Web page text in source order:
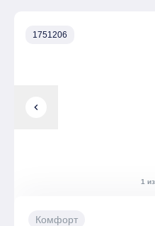
для отдыха
Квартиры могут быть
chevron_left
1
1751206
Комфорт